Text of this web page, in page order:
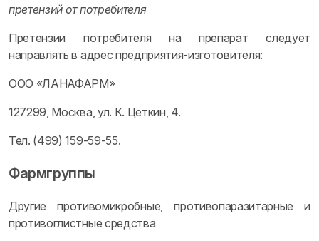
претензий от потребителя
Претензии потребителя на препарат следует
направлять в адрес предприятия-изготовителя:
ООО «ЛАНАФАРМ»
127299, Москва, ул. К. Цеткин, 4.
Тел. (499) 159-59-55.
Фармгруппы
Другие противомикробные, противопаразитарные и
противоглистные средства